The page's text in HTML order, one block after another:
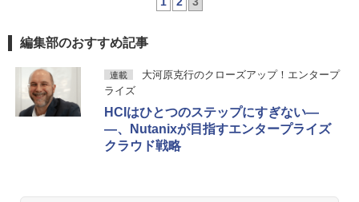
編集部のおすすめ記事
連載
大河原克行のクローズアップ！エンタープ
ライズ
HCIはひとつのステップにすぎない―
―、Nutanixが目指すエンタープライズ
クラウド戦略